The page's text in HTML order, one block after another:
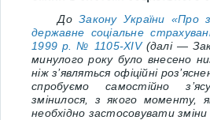
ДоЗакону України «Про
державне соціальне
1999 р. № 1105-XIV(далі —
минулого року було внесено
ніж з’являться офіційні
спробуємо самостійно
змінилося, з якого моменту,
необхідно застосовувати